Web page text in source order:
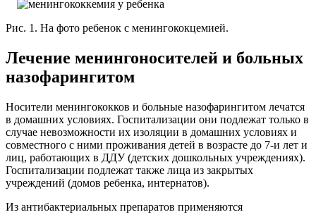
Рис. 1. На фото ребенок с менингококцемией.
Лечение менингоносителей и больных
назофарингитом
Носители менингококков и больные назофарингитом лечатся
в домашних условиях. Госпитализации они подлежат только в
случае невозможности их изоляции в домашних условиях и
совместного с ними проживания детей в возрасте до 7-и лет и
лиц, работающих в ДДУ (детских дошкольных учреждениях).
Госпитализации подлежат также лица из закрытых
учреждений (домов ребенка, интернатов).
Из антибактериальных препаратов применяются